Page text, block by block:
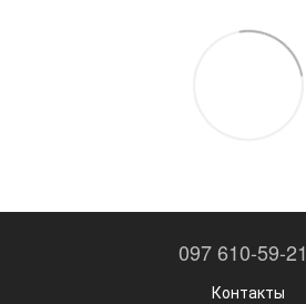
097 610-59-21
Контакты